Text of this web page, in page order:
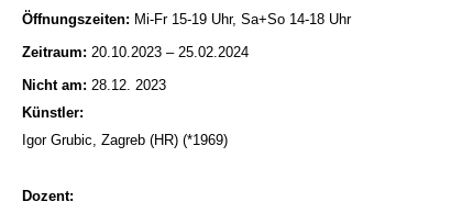
Öffnungszeiten: Mi-Fr 15-19 Uhr, Sa+So 14-18 Uhr
Zeitraum: 20.10.2023 – 25.02.2024
Nicht am: 28.12. 2023
Künstler:
Igor Grubic, Zagreb (HR) (*1969)
Dozent: